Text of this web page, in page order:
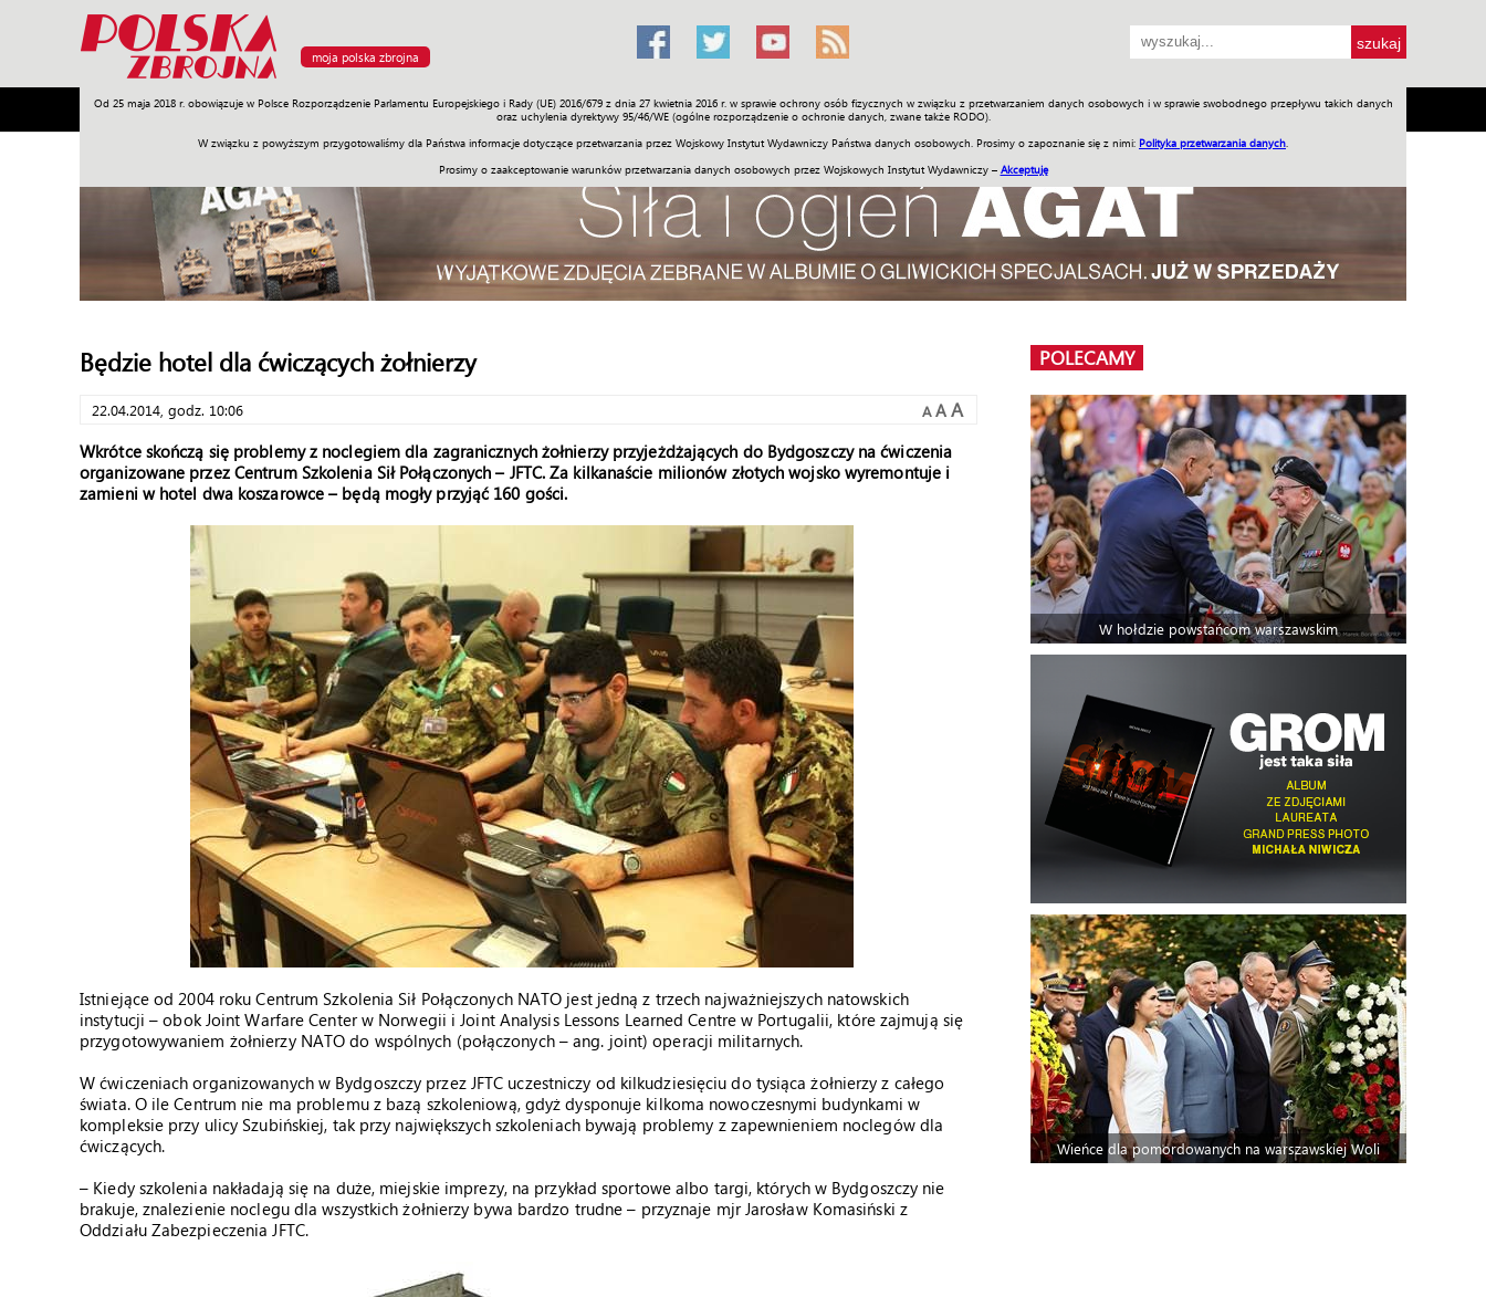
moja polska zbrojna
Od 25 maja 2018 r. obowiązuje w Polsce Rozporządzenie Parlamentu Europejskiego i Rady (UE) 2016/679 z dnia 27 kwietnia 2016 r. w sprawie ochrony osób fizycznych w związku z przetwarzaniem danych osobowych i w sprawie swobodnego przepływu takich danych
oraz uchylenia dyrektywy 95/46/WE (ogólne rozporządzenie o ochronie danych, zwane także RODO).
W związku z powyższym przygotowaliśmy dla Państwa informacje dotyczące przetwarzania przez Wojskowy Instytut Wydawniczy Państwa danych osobowych. Prosimy o zapoznanie się z nimi: Polityka przetwarzania danych
Prosimy o zaakceptowanie warunków przetwarzania danych osobowych przez Wojskowych Instytut Wydawniczy – Akceptuję
Armia Poligon Sprzęt Misje Polityka Prawo Świat Społeczność Sport Historia Galerie Wideo ENGLISH SKLEP Jednodniówki Praca w WIW
Będzie hotel dla ćwiczących żołnierzy
22.04.2014, godz. 10:06 A A A
Wkrótce skończą się problemy z noclegiem dla zagranicznych żołnierzy przyjeżdżających do Bydgoszczy na ćwiczenia
organizowane przez Centrum Szkolenia Sił Połączonych – JFTC. Za kilkanaście milionów złotych wojsko wyremontuje i
zamieni w hotel dwa koszarowce – będą mogły przyjąć 160 gości.
Istniejące od 2004 roku Centrum Szkolenia Sił Połączonych NATO jest jedną z trzech najważniejszych natowskich
instytucji – obok Joint Warfare Center w Norwegii i Joint Analysis Lessons Learned Centre w Portugalii, które zajmują się
przygotowywaniem żołnierzy NATO do wspólnych (połączonych – ang. joint) operacji militarnych.
W ćwiczeniach organizowanych w Bydgoszczy przez JFTC uczestniczy od kilkudziesięciu do tysiąca żołnierzy z całego
świata. O ile Centrum nie ma problemu z bazą szkoleniową, gdyż dysponuje kilkoma nowoczesnymi budynkami w
kompleksie przy ulicy Szubińskiej, tak przy największych szkoleniach bywają problemy z zapewnieniem noclegów dla
ćwiczących.
– Kiedy szkolenia nakładają się na duże, miejskie imprezy, na przykład sportowe albo targi, których w Bydgoszczy nie
brakuje, znalezienie noclegu dla wszystkich żołnierzy bywa bardzo trudne – przyznaje mjr Jarosław Komasiński z
Oddziału Zabezpieczenia JFTC.
POLECAMY
W hołdzie powstańcom warszawskim
Wieńce dla pomordowanych na warszawskiej Woli